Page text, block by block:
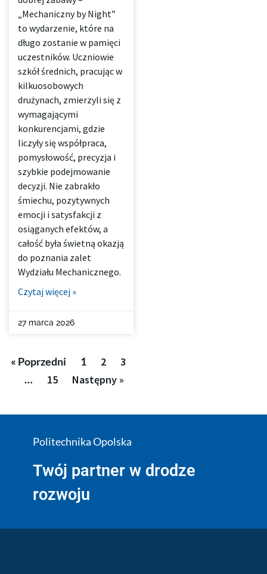
„Mechaniczny by Night”
to wydarzenie, które na
długo zostanie w pamięci
uczestników. Uczniowie
szkół średnich, pracując w
kilkuosobowych
drużynach, zmierzyli się z
wymagającymi
konkurencjami, gdzie
liczyły się współpraca,
pomysłowość, precyzja i
szybkie podejmowanie
decyzji. Nie zabrakło
śmiechu, pozytywnych
emocji i satysfakcji z
osiąganych efektów, a
całość była świetną okazją
do poznania zalet
Wydziału Mechanicznego.
Czytaj więcej »
27 marca 2026
« Poprzedni 1 2 3
… 15 Następny »
Politechnika Opolska
Twój partner w drodze
rozwoju